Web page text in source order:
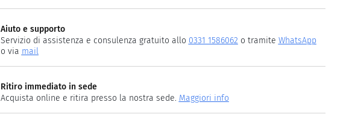
Aiuto e supporto
Servizio di assistenza e consulenza gratuito allo 0331 1586062 o tramite WhatsApp
o via mail
Ritiro immediato in sede
Acquista online e ritira presso la nostra sede. Maggiori info